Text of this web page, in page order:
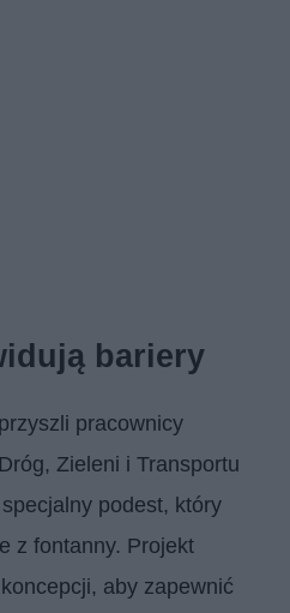
bariery
pracownicy
Zieleni i Transportu
podest, który
z fontanny. Projekt
aby zapewnić